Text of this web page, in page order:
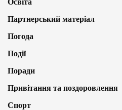
Партнерський матеріал
Погода
Події
Поради
Привітання та поздоровлення
Спорт